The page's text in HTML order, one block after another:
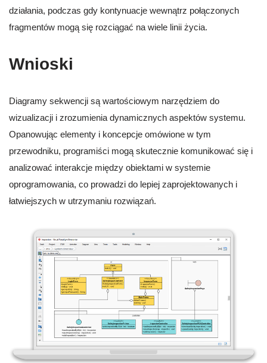
działania, podczas gdy kontynuacje wewnątrz połączonych
fragmentów mogą się rozciągać na wiele linii życia.
Wnioski
Diagramy sekwencji są wartościowym narzędziem do
wizualizacji i zrozumienia dynamicznych aspektów systemu.
Opanowując elementy i koncepcje omówione w tym
przewodniku, programiści mogą skutecznie komunikować się i
analizować interakcje między obiektami w systemie
oprogramowania, co prowadzi do lepiej zaprojektowanych i
łatwiejszych w utrzymaniu rozwiązań.